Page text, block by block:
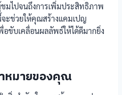
มไปจนถึงการเพิ่มประสิทธิภาพ
ะช่วยให้คุณสร้างแคมเปญ
ขับเคลื่อนผลลัพธ์ให้ได้ดีมากยิ่ง
หมายของคุณ